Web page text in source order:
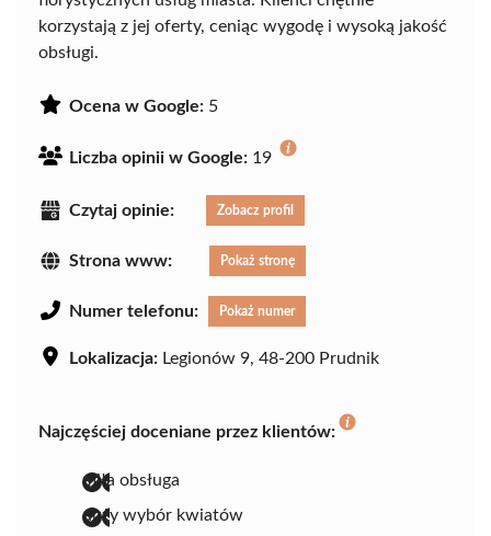
korzystają z jej oferty, ceniąc wygodę i wysoką jakość
obsługi.
Ocena w Google: 5
Liczba opinii w Google: 19
Czytaj opinie: Zobacz profil
Strona www: Pokaż stronę
Numer telefonu: Pokaż numer
Lokalizacja: Legionów 9, 48-200 Prudnik
Najczęściej doceniane przez klientów:
miła obsługa
duży wybór kwiatów